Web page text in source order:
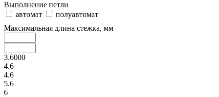
Выполнение петли
автомат
полуавтомат
Максимальная длина стежка, мм
3.6000
4.6
4.6
5.6
6